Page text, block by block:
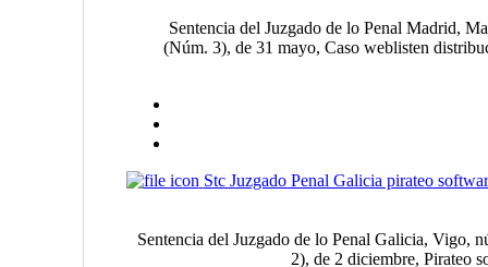
Sentencia del Juzgado de lo Penal Madrid,
(Núm. 3), de 31 mayo, Caso weblisten
Stc Juzgado Penal Galicia pirateo
Sentencia del Juzgado de lo Penal Galicia, Vigo,
2), de 2 diciembre, Pirateo